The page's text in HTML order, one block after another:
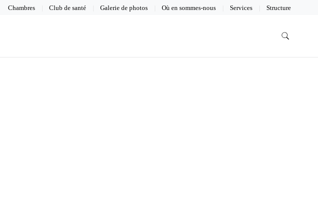
Chambres Club de santé Galerie de photos Où en sommes-nous Services Structure